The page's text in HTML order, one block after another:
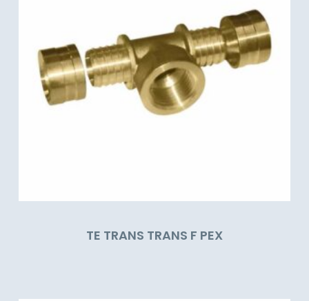
TE TRANS TRANS F PEX